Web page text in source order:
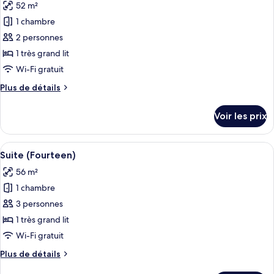
One
photos
pour
ce
type
de
chambre :
Chambre
52 m²
1 chambre
2 personnes
1 très grand lit
Wi-Fi gratuit
Plus de détails
Plus
le
type
de
chambre
Chambre
(Thirteen)
Voir les prix
Afficher
toutes
les
photos
pour
ce
type
chambre :
Un lit à baldaquin à quatre poteaux,
6
Suite (Fourteen)
56 m²
1 chambre
3 personnes
1 très grand lit
Wi-Fi gratuit
Plus de détails
Plus